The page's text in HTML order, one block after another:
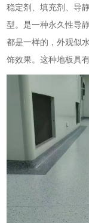
稳定剂、填充剂、导
型。是一种永久性导
都是一样的，外观似
饰效果。这种地板具